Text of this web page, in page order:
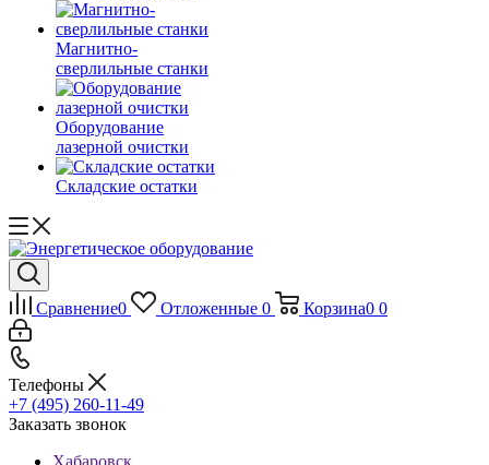
Магнитно-
сверлильные станки
Оборудование
лазерной очистки
Складские остатки
Сравнение0 Отложенные 0 Корзина0 0
Телефоны
+7 (495) 260-11-49
Заказать звонок
Хабаровск